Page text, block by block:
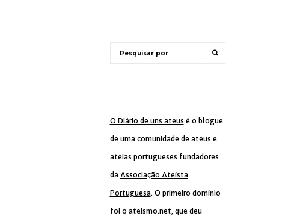
O Diário de uns ateus é o blogue
de uma comunidade de ateus e
ateias portugueses fundadores
da Associação Ateísta
Portuguesa. O primeiro domínio
foi o ateismo.net, que deu